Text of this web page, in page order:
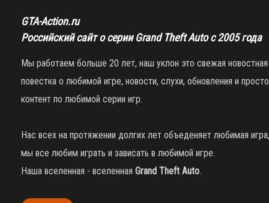
GTA-Action.ru
Российский сайт о серии Grand Theft Auto с 2005 года
Мы работаем больше 20 лет, наш уклон это свежая новостная
повестка о любимой игре, новости, слухи, обновления и просто
контент по любимой серии игр.
Нас всех на протяжении долгих лет объеденяет любимая игра,
мы все любим играть и зависать в любимой игре.
Наша вселенная - вселенная Grand Theft Auto.